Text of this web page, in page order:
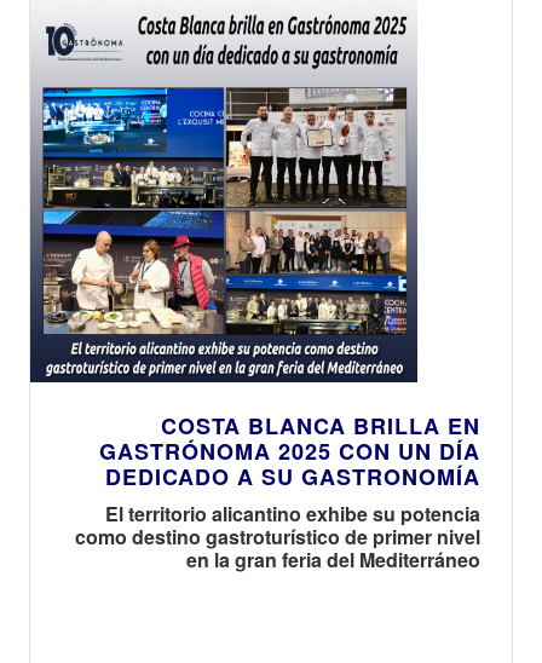
COSTA BLANCA BRILLA EN
GASTRÓNOMA 2025 CON UN DÍA
DEDICADO A SU GASTRONOMÍA
El territorio alicantino exhibe su potencia
como destino gastroturístico de primer nivel
en la gran feria del Mediterráneo